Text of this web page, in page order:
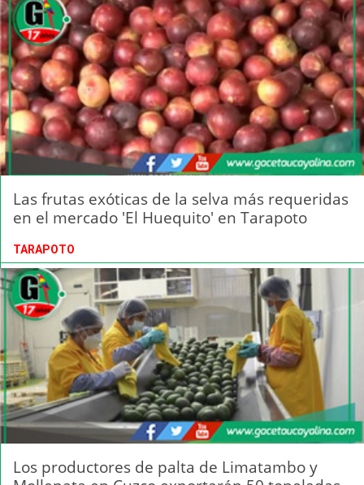
Las frutas exóticas de la selva más requeridas
en el mercado 'El Huequito' en Tarapoto
TARAPOTO
Los productores de palta de Limatambo y